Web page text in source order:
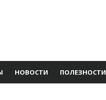
НОВОСТИ ПОЛЕЗНОСТИ